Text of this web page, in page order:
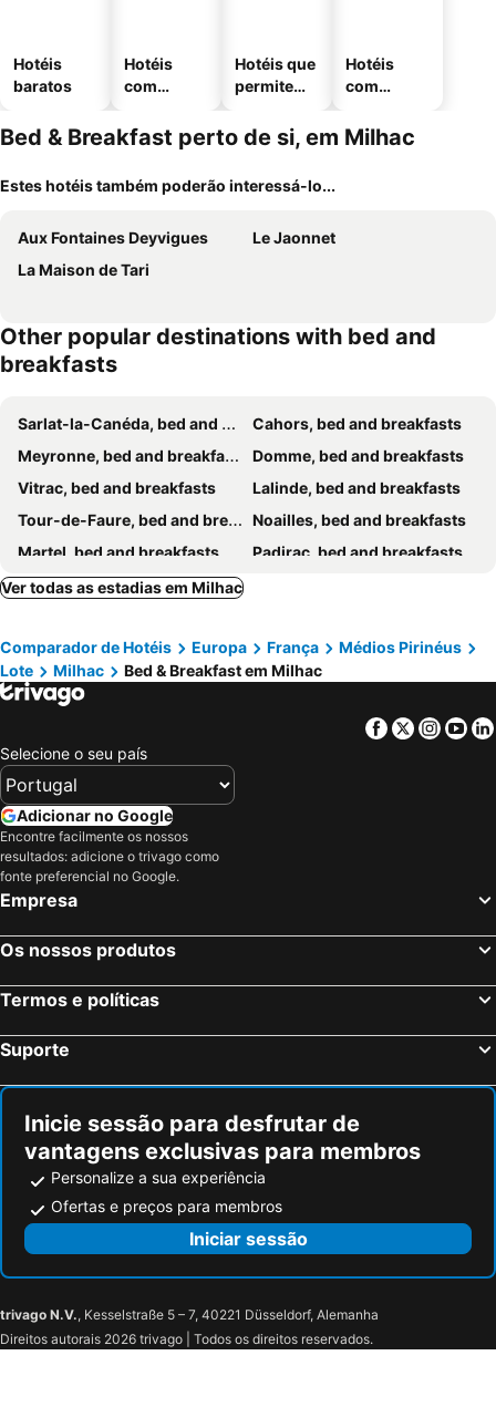
Hotéis
baratos
Hotéis
com
Hotéis que
permitem
Hotéis
com
mento
Bed & Breakfast perto de si, em Milhac
Estes hotéis também poderão interessá-lo...
Aux Fontaines Deyvigues
Le Jaonnet
La Maison de Tari
Other popular destinations with bed and
breakfasts
Sarlat-la-Canéda, bed and breakfasts
Cahors, bed and breakfasts
Meyronne, bed and breakfasts
Domme, bed and breakfasts
Vitrac, bed and breakfasts
Lalinde, bed and breakfasts
Tour-de-Faure, bed and breakfasts
Noailles, bed and breakfasts
Martel, bed and breakfasts
Padirac, bed and breakfasts
Nabirat, bed and breakfasts
La Roque-Gageac, bed and breakfasts
Proissans, bed and breakfasts
Monpazier, bed and breakfasts
Archignac, bed and breakfasts
Saint-Avit-Sénieur, bed and breakfasts
Saint-Sozy, bed and breakfasts
Varetz, bed and breakfasts
Beynac-et-Cazenac, bed and breakfasts
Carsac-Aillac, bed and breakfasts
Frayssinet, bed and breakfasts
Cénac-et-Saint-Julien, bed and breakfasts
Carennac, bed and breakfasts
Saint-Amand-de-Coly, bed and breakfasts
Les Eyzies-de-Tayac-Sireuil, bed and breakfasts
Saint-Denis-lès-Martel, bed and breakfasts
Lissac-sur-Couze, bed and breakfasts
Payrac, bed and breakfasts
Calès, bed and breakfasts
Ver todas as estadias em Milhac
Comparador de Hotéis Europa França
Médios Pirinéus
Lote
Milhac Bed & Breakfast em Milhac
Facebook
Twitter
Selecione o seu país
Adicionar no Google
Encontre facilmente os nossos
resultados: adicione o trivago como
fonte preferencial no Google.
Empresa
Os nossos produtos
Termos e políticas
Suporte
Inicie sessão para desfrutar de
vantagens exclusivas para membros
Personalize a sua experiência
Ofertas e preços para membros
Iniciar sessão
trivago N.V., Kesselstraße 5 – 7, 40221 Düsseldorf, Alemanha
Direitos autorais 2026 trivago | Todos os direitos reservados.